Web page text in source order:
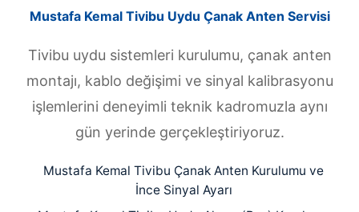
Mustafa Kemal Tivibu Uydu Çanak Anten Servisi
Tivibu uydu sistemleri kurulumu, çanak anten
montajı, kablo değişimi ve sinyal kalibrasyonu
işlemlerini deneyimli teknik kadromuzla aynı
gün yerinde gerçekleştiriyoruz.
Mustafa Kemal Tivibu Çanak Anten Kurulumu ve
İnce Sinyal Ayarı